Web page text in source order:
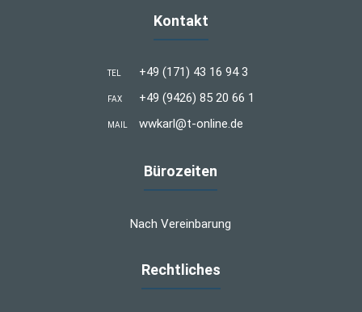
Kontakt
TEL +49 (171) 43 16 94 3
FAX +49 (9426) 85 20 66 1
MAIL wwkarl@t-online.de
Bürozeiten
Nach Vereinbarung
Rechtliches